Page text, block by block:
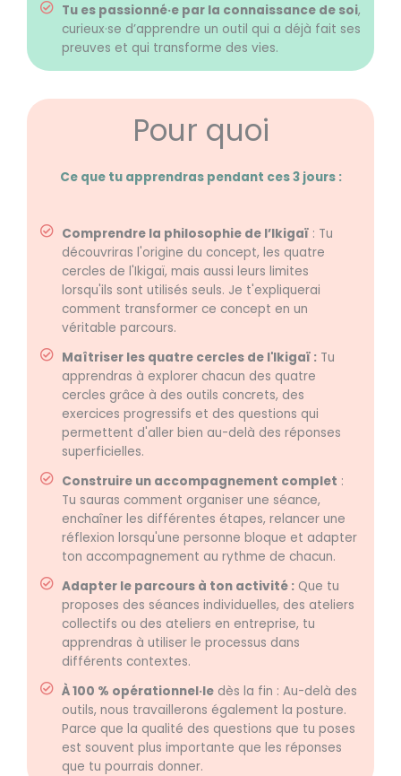
Tu es passionné·e par la connaissance de soi,
curieux·se d’apprendre un outil qui a déjà fait ses
preuves et qui transforme des vies.
Pour quoi
Ce que tu apprendras pendant ces 3 jours :
Comprendre la philosophie de l’Ikigaï: Tu
découvriras l'origine du concept, les quatre
cercles de l'Ikigaï, mais aussi leurs limites
lorsqu'ils sont utilisés seuls. Je t'expliquerai
comment transformer ce concept en un
véritable parcours.
Maîtriser les quatre cercles de l'Ikigaï :Tu
apprendras à explorer chacun des quatre
cercles grâce à des outils concrets, des
exercices progressifs et des questions qui
permettent d'aller bien au-delà des réponses
superficielles.
Construire un accompagnement complet :
Tu sauras comment organiser une séance,
enchaîner les différentes étapes, relancer une
réflexion lorsqu'une personne bloque et adapter
ton accompagnement au rythme de chacun.
Adapter le parcours à ton activité :Que tu
proposes des séances individuelles, des ateliers
collectifs ou des ateliers en entreprise, tu
apprendras à utiliser le processus dans
différents contextes.
À 100 % opérationnel·ledès la fin : Au-delà des
outils, nous travaillerons également la posture.
Parce que la qualité des questions que tu poses
est souvent plus importante que les réponses
que tu pourrais donner.